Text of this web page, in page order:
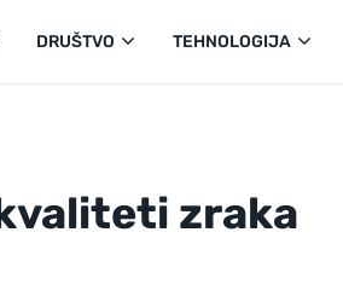
DRUŠTVO TEHNOLOGIJA
zraka